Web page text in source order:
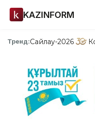
KAZINFORM
Тренд:Сайлау-2026